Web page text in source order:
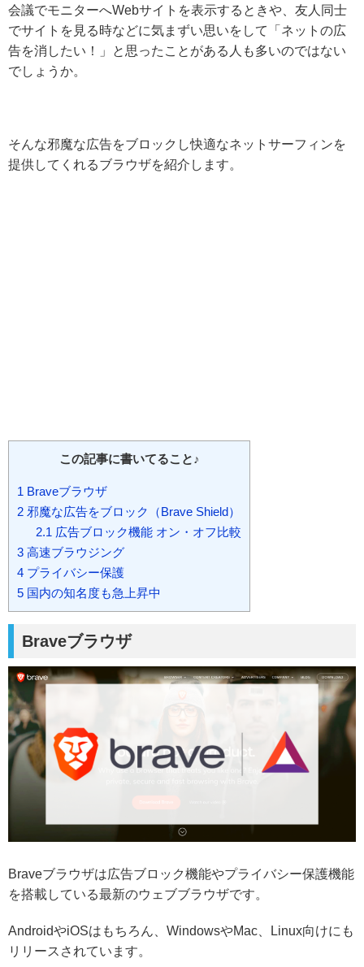
会議でモニターへWebサイトを表示するときや、友人同士
でサイトを見る時などに気まずい思いをして「ネットの広
告を消したい！」と思ったことがある人も多いのではない
でしょうか。
そんな邪魔な広告をブロックし快適なネットサーフィンを
提供してくれるブラウザを紹介します。
この記事に書いてること♪
1 Braveブラウザ
2 邪魔な広告をブロック（Brave Shield）
2.1 広告ブロック機能 オン・オフ比較
3 高速ブラウジング
4 プライバシー保護
5 国内の知名度も急上昇中
Braveブラウザ
Braveブラウザは広告ブロック機能やプライバシー保護機能
を搭載している最新のウェブブラウザです。
AndroidやiOSはもちろん、WindowsやMac、Linux向けにも
リリースされています。